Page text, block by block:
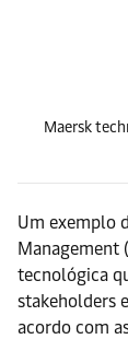
Maersk
Um exemplo
Management
tecnológica
stakeholders
acordo com